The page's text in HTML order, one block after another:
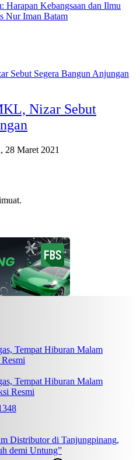
Harapan Kebangsaan dan Ilmu
Nur Iman Batam
Nizar Sebut
28 Maret 2021
Tempat Hiburan Malam
Resmi
Distributor di Tanjungpinang,
demi Untung”